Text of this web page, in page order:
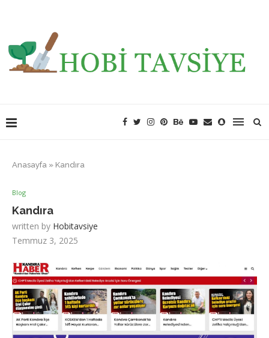
Anasayfa » Kandıra
Blog
Kandıra
written by Hobitavsiye
Temmuz 3, 2025